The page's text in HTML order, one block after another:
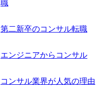
職
第二新卒のコンサル転職
エンジニアからコンサル
コンサル業界が人気の理由